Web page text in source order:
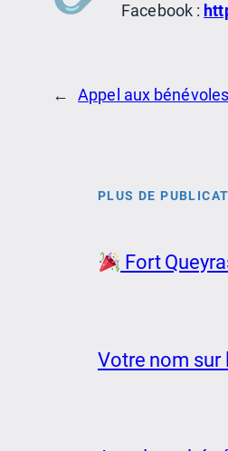
Facebook :
← Appel aux
PLUS DE
Fort
Votre nom sur